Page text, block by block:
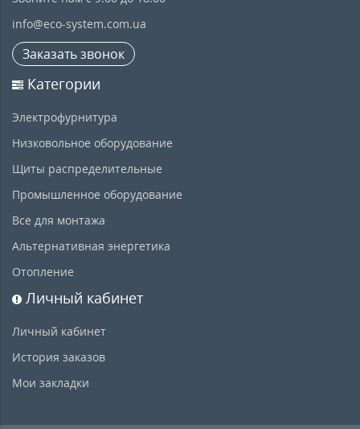
info@eco-system.com.ua
Заказать звонок
Категории
Электрофурнитура
Низковольное оборудование
Щиты распределительные
Промышленное оборудование
Все для монтажа
Альтернативная энергетика
Отопление
Личный кабинет
Личный кабинет
История заказов
Мои закладки